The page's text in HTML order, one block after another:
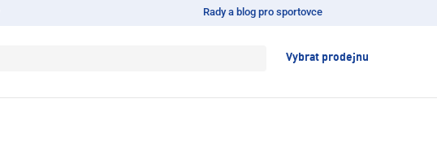
Rady a blog pro sportovce
Vybrat prodejnu